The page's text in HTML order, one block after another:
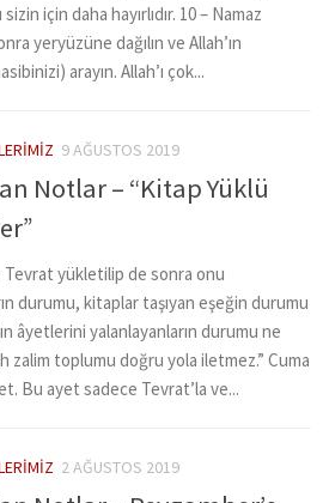
için daha hayırlıdır. 10 – Namaz
yeryüzüne dağılın ve Allah’ın
arayın. Allah’ı çok...
9 AĞUSTOS 2019
Notlar – “Kitap Yüklü
Tevrat yükletilip de sonra onu
durumu, kitaplar taşıyan eşeğin durumu
âyetlerini yalanlayanların durumu ne
zalim toplumu doğru yola iletmez.” Cuma
Bu ayet sadece Tevrat’la ve...
2 AĞUSTOS 2019